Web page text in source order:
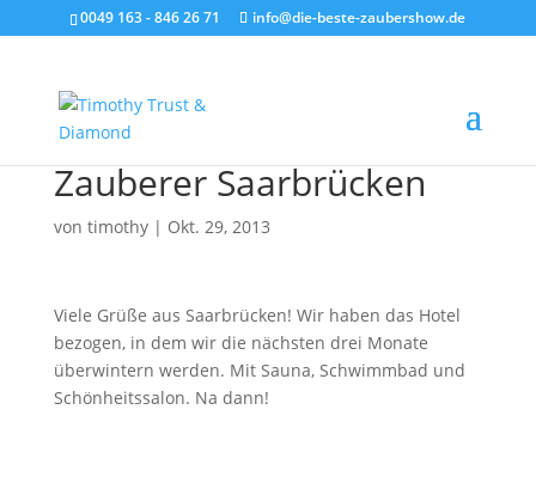
0049 163 - 846 26 71 info@die-beste-zaubershow.de
Zauberer Saarbrücken
von timothy| Okt. 29, 2013
Viele Grüße aus Saarbrücken! Wir haben das Hotel
bezogen, in dem wir die nächsten drei Monate
überwintern werden. Mit Sauna, Schwimmbad und
Schönheitssalon. Na dann!